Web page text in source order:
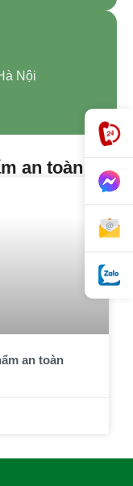
Nội
an toàn
an toàn